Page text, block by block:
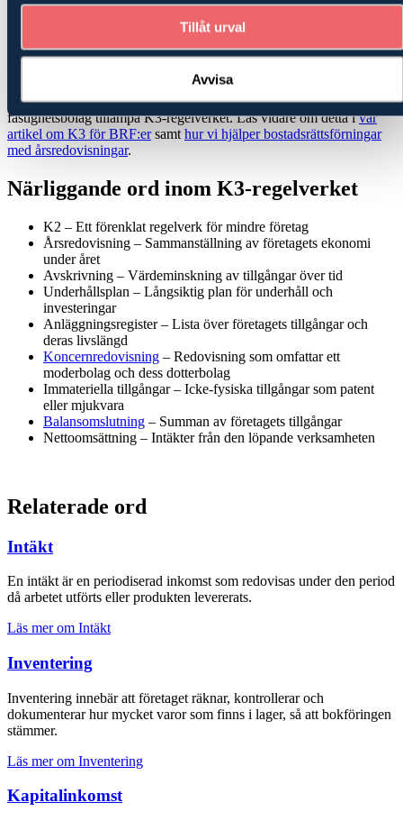
Tillåt urval
Avvisa
Alla publika aktiebolag måste använda K3, oavsett storlek.
Från och med 1:a januari 2026 måste allabostadsrättsföreningaroch
fastighetsbolag tillämpa K3-regelverket. Läs vidare om detta ivår
artikel om K3 för BRF:ersamt hur vi hjälper bostadsrättsförningar
med årsredovisningar.
Närliggande ord inom K3-regelverket
K2 – Ett förenklat regelverk för mindre företag
Årsredovisning – Sammanställning av företagets ekonomi
under året
Avskrivning – Värdeminskning av tillgångar över tid
Underhållsplan – Långsiktig plan för underhåll och
investeringar
Anläggningsregister – Lista över företagets tillgångar och
deras livslängd
Koncernredovisning – Redovisning som omfattar ett
moderbolag och dess dotterbolag
Immateriella tillgångar – Icke-fysiska tillgångar som patent
eller mjukvara
Balansomslutning – Summan av företagets tillgångar
Nettoomsättning – Intäkter från den löpande verksamheten
Relaterade ord
Intäkt
En intäkt är en periodiserad inkomst som redovisas under den period
då arbetet utförts eller produkten levererats.
Läs mer om Intäkt
Inventering
Inventering innebär att företaget räknar, kontrollerar och
dokumenterar hur mycket varor som finns i lager, så att bokföringen
stämmer.
Läs mer om Inventering
Kapital­inkomst